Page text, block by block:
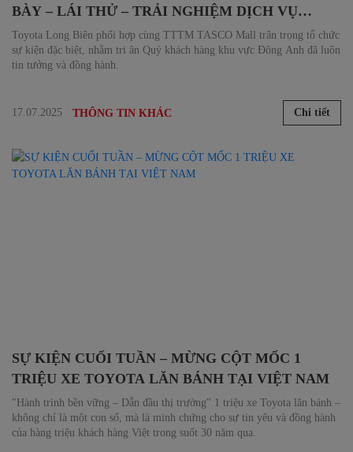
BÀY – LÁI THỬ – TRẢI NGHIỆM DỊCH VỤ
CHĂM SÓC XE"
Toyota Long Biên phối hợp cùng TTTM TASCO Mall trân trọng tổ chức
sự kiện đặc biệt, nhằm tri ân Quý khách hàng khu vực Đông Anh đã luôn
tin tưởng và đồng hành.
17.07.2025 THÔNG TIN KHÁC Chi tiết
SỰ KIỆN CUỐI TUẦN – MỪNG CỘT MỐC 1
TRIỆU XE TOYOTA LĂN BÁNH TẠI VIỆT NAM
"Hành trình bền vững – Dẫn đầu thị trường" 1 triệu xe Toyota lăn bánh –
không chỉ là một con số, mà là minh chứng cho sự tin yêu và đồng hành
của hàng triệu khách hàng Việt trong suốt 30 năm qua.